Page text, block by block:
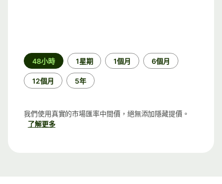
時
段
48小時 1星期 1個月 6個月
12個月 5年
我們使用真實的市場匯率中間價，絕無添加隱藏提價。
了解更多